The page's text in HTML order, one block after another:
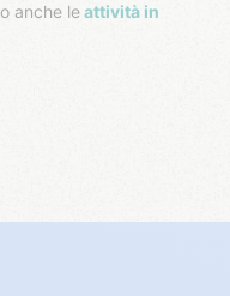
o anche leattività in